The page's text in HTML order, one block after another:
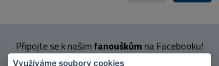
Připojte se k našimfanouškůmna Facebooku!
PŘIPOJIT SE
Využíváme soubory cookies